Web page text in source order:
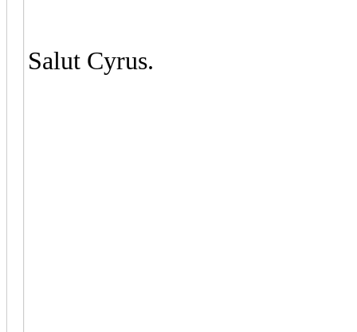
Salut Cyrus.